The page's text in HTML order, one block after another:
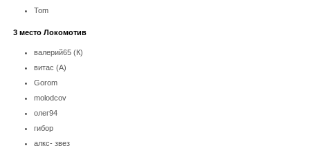
Tom
3 место Локомотив
валерий65 (К)
витас (А)
Gorom
molodcov
олег94
гибор
алкс- звез